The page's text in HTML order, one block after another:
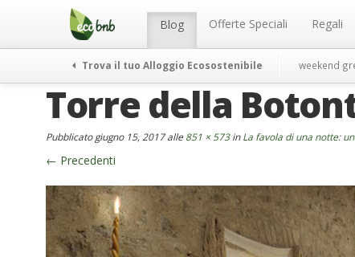
Menu Blog Offerte Speciali Regali
Trova il tuo Alloggio Ecosostenibile weekend
Torre della
Pubblicatogiugno 15, 2017alle 851 × 573inLa favola di una notte:
← Precedenti